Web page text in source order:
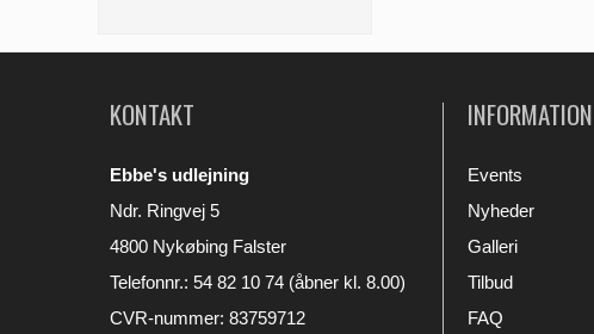
KONTAKT
Ebbe's udlejning
Ndr. Ringvej 5
4800 Nykøbing Falster
Telefonnr.: 54 82 10 74 (åbner kl. 8.00)
CVR-nummer: 83759712
INFORMATION
Events
Nyheder
Galleri
Tilbud
FAQ